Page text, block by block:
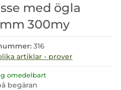
med ögla
300my
316
artiklar - prover
omedelbart
begäran